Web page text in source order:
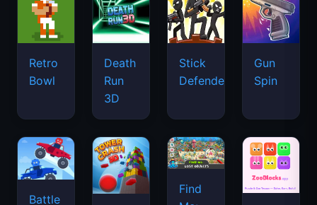
Retro
Bowl
Death
Run
3D
Stick
Defenders
Gun
Spin
Battle
Find